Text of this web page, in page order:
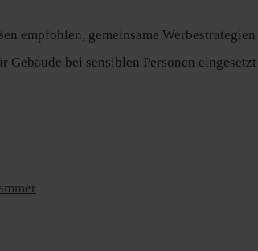
empfohlen, gemeinsame
bei sensiblen Personen